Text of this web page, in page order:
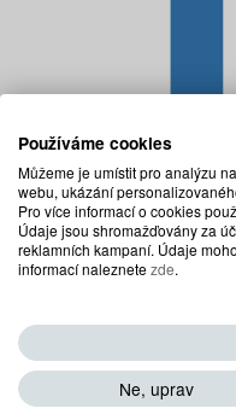
Používáme cookies
Můžeme je umístit pro analýzu
webu, ukázání
Pro více informací o cookies
Údaje jsou shromažďovány za
reklamních kampaní. Údaje
informací naleznetezde.
Ne, uprav